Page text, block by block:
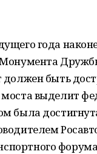
года
быть
моста выделит
была